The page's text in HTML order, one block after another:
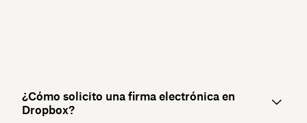
¿Cómo solicito una firma electrónica en
Dropbox?